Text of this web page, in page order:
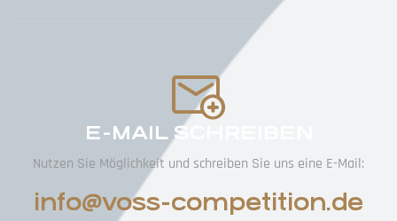
E-MAIL SCHREIBEN
Nutzen Sie Möglichkeit und schreiben Sie uns eine E-Mail:
info@voss-competition.de